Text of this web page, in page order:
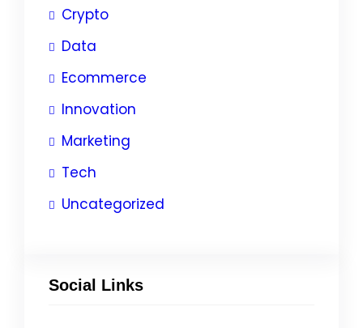
Crypto
Data
Ecommerce
Innovation
Marketing
Tech
Uncategorized
Social Links